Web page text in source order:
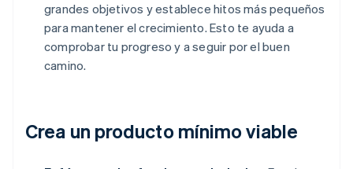
grandes objetivos y establece hitos más pequeños
para mantener el crecimiento. Esto te ayuda a
comprobar tu progreso y a seguir por el buen
camino.
Crea un producto mínimo viable